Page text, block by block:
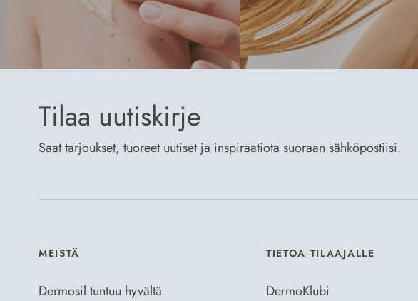
Tilaa uutiskirje
Saat tarjoukset, tuoreet uutiset ja inspiraatiota suoraan sähköpostiisi.
MEISTÄ
Dermosil tuntuu hyvältä
TIETOA TILAAJALLE
DermoKlubi